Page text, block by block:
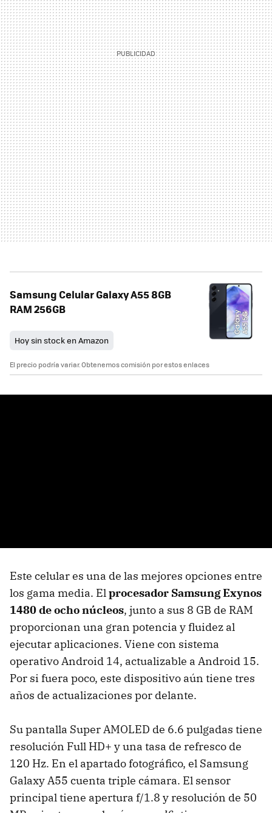
Samsung Celular Galaxy A55 8GB
RAM 256GB
Hoy sin stock en Amazon
El precio podría variar. Obtenemos comisión por estos enlaces
Este celular es una de las mejores opciones entre
los gama media. Elprocesador Samsung Exynos
1480 de ocho núcleos, junto a sus 8 GB de RAM
proporcionan una gran potencia y fluidez al
ejecutar aplicaciones. Viene con sistema
operativo Android 14, actualizable a Android 15.
Por si fuera poco, este dispositivo aún tiene tres
años de actualizaciones por delante.
Su pantalla Super AMOLED de 6.6 pulgadas tiene
resolución Full HD+ y una tasa de refresco de
120 Hz. En el apartado fotográfico, el Samsung
Galaxy A55 cuenta triple cámara. El sensor
principal tiene apertura f/1.8 y resolución de 50